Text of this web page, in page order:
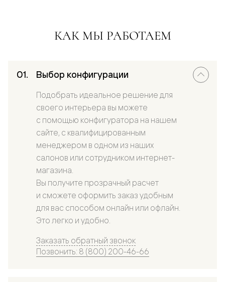
КАК МЫ РАБОТАЕМ
Выбор конфигурации
Подобрать идеальное решение для
своего интерьера вы можете
с помощью конфигуратора на нашем
сайте, с квалифицированным
менеджером в одном из наших
салонов или сотрудником интернет-
магазина.
Вы получите прозрачный расчет
и сможете оформить заказ удобным
для вас способом онлайн или офлайн.
Это легко и удобно.
Заказать обратный звонок
Позвонить: 8 (800) 200-46-66